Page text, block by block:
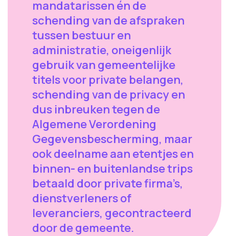
mandatarissen én de
schending van de afspraken
tussen bestuur en
administratie, oneigenlijk
gebruik van gemeentelijke
titels voor private belangen,
schending van de privacy en
dus inbreuken tegen de
Algemene Verordening
Gegevensbescherming, maar
ook deelname aan etentjes en
binnen- en buitenlandse trips
betaald door private firma’s,
dienstverleners of
leveranciers, gecontracteerd
door de gemeente.